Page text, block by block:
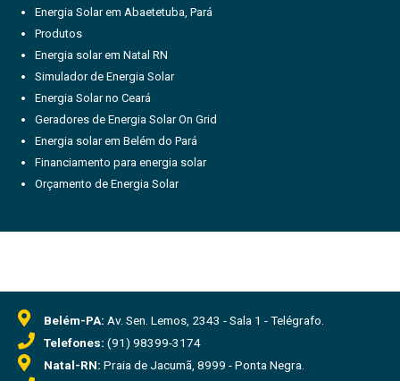
Energia Solar em Abaetetuba, Pará
Produtos
Energia solar em Natal RN
Simulador de Energia Solar
Energia Solar no Ceará
Geradores de Energia Solar On Grid
Energia solar em Belém do Pará
Financiamento para energia solar
Orçamento de Energia Solar
Belém-PA: Av. Sen. Lemos, 2343 - Sala 1 - Telégrafo.
Telefones: (91) 98399-3174
Natal-RN: Praia de Jacumã, 8999 - Ponta Negra.